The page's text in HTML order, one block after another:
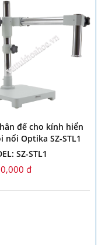
đế cho kính hiển
nổi Optika SZ-STL1
SZ-STL1
đ